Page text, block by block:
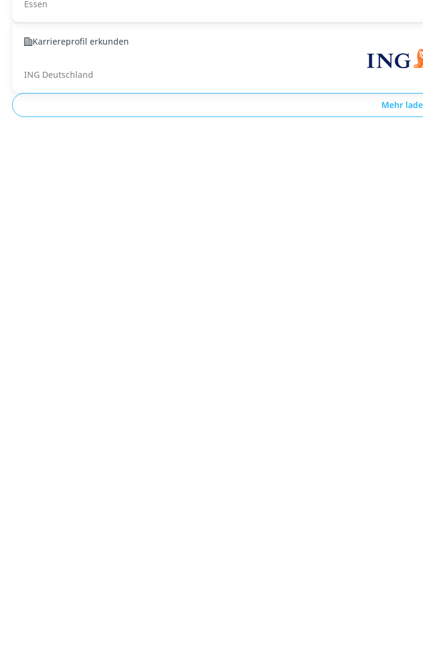
Essen
Karriereprofil erkunden
ING Deutschland
Mehr